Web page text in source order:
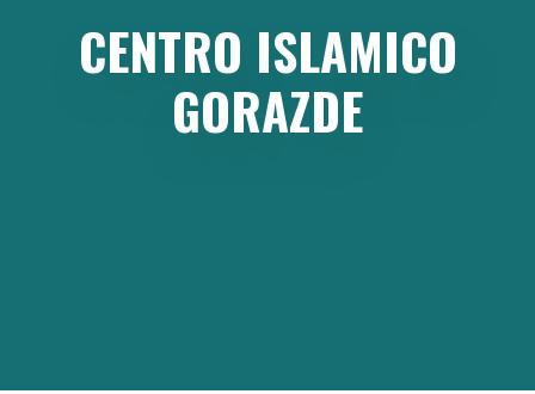
CENTRO ISLAMICO
GORAZDE